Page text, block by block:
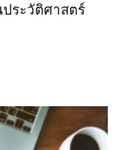
ประวัติศาสตร์